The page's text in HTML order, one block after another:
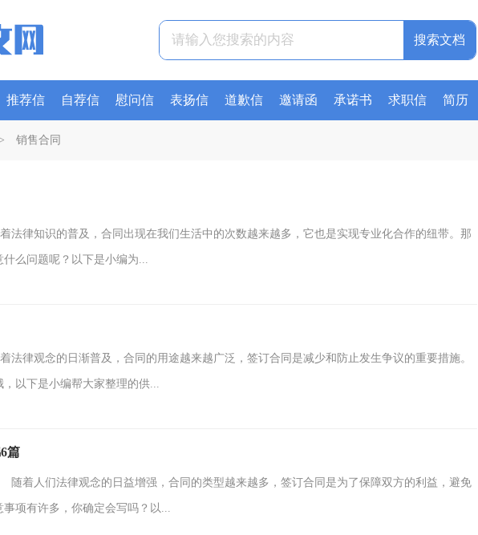
推荐信 自荐信 慰问信 表扬信 道歉信 邀请函 承诺书 求职信 简历
> 销售合同
法律知识的普及，合同出现在我们生活中的次数越来越多，它也是实现专业化合作的纽带。那
么问题呢？以下是小编为...
律观念的日渐普及，合同的用途越来越广泛，签订合同是减少和防止发生争议的重要措施。
以下是小编帮大家整理的供...
篇
随着人们法律观念的日益增强，合同的类型越来越多，签订合同是为了保障双方的利益，避免
项有许多，你确定会写吗？以...